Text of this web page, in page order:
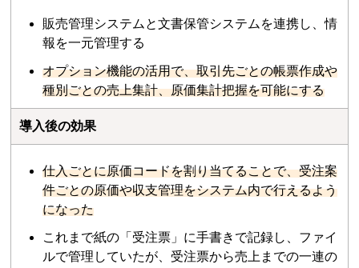
販売管理システムと文書保管システムを連携し、情
報を一元管理する
オプション機能の活用で、取引先ごとの帳票作成や
種別ごとの売上集計、原価集計把握を可能にする
導入後の効果
仕入ごとに原価コードを割り当てることで、受注案
件ごとの原価や収支管理をシステム内で行えるよう
になった
これまで紙の「受注票」に手書きで記録し、ファイ
ルで管理していたが、受注票から売上までの一連の